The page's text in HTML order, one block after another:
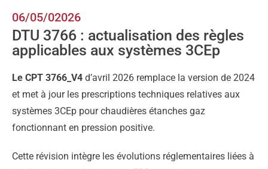
06/05/02026
DTU 3766 : actualisation des règles
applicables aux systèmes 3CEp
Le CPT 3766_V4 d’avril 2026 remplace la version de 2024
et met à jour les prescriptions techniques relatives aux
systèmes 3CEp pour chaudières étanches gaz
fonctionnant en pression positive.
Cette révision intègre les évolutions réglementaires liées à